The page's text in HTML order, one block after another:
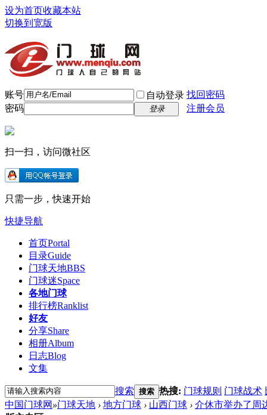
设为首页收藏本站
切换到宽版
账号 自动登录 找回密码
密码
登录 注册会员
扫一扫，访问微社区
只需一步，快速开始
快捷导航
首页Portal
目录Guide
门球天地BBS
门球迷Space
各地门球
排行榜Ranklist
好友
分享Share
相册Album
日志Blog
文集
搜索 搜索 热搜: 门球规则 门球战术
中国门球网 »门球天地 › 地方门球 › 山西门球 › 介休市举办了周